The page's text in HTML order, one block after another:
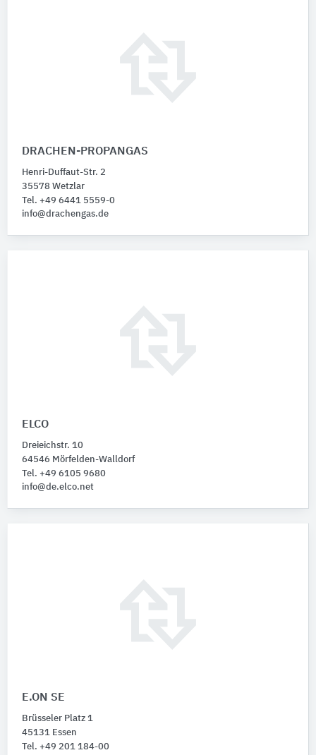
DRACHEN-PROPANGAS
Henri-Duffaut-Str. 2
35578 Wetzlar
Tel. +49 6441 5559-0
info@drachengas.de
ELCO
Dreieichstr. 10
64546 Mörfelden-Walldorf
Tel. +49 6105 9680
info@de.elco.net
E.ON SE
Brüsseler Platz 1
45131 Essen
Tel. +49 201 184-00